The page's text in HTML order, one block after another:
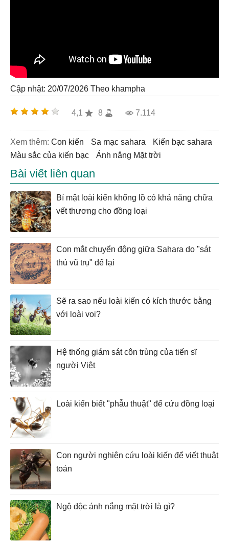
Cập nhật: 20/07/2026 Theo khampha
4,1 8 7.114
Xem thêm: con kiến sa mạc sahara
kiến bạc sahara
màu sắc của kiến bạc
ánh nắng Mặt trời
Bài viết liên quan
Bí mật loài kiến khổng lồ có khả năng chữa
vết thương cho đồng loại
Con mắt chuyển động giữa Sahara do "sát
thủ vũ trụ" để lại
Sẽ ra sao nếu loài kiến có kích thước bằng
với loài voi?
Hệ thống giám sát côn trùng của tiến sĩ
người Việt
Loài kiến biết "phẫu thuật" để cứu đồng loại
Con người nghiên cứu loài kiến để viết thuật
toán
Ngộ độc ánh nắng mặt trời là gì?